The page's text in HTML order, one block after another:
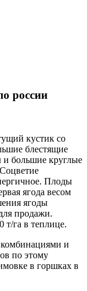
россии
кустик со
блестящие
и большие круглые
Плоды
ягода весом
ягоды
продажи.
т/га в теплице.
и
по этому
в горшках в